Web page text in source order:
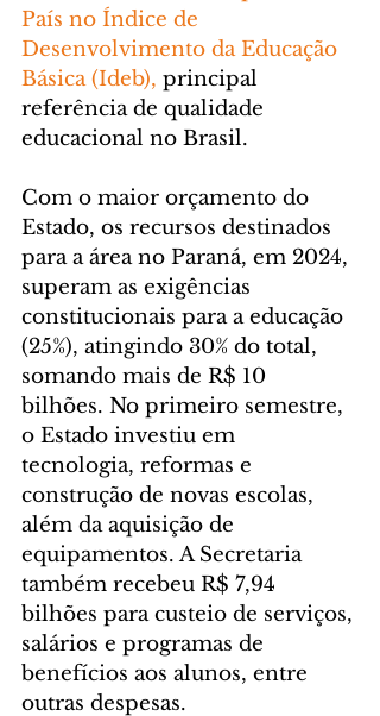
País no Índice de
Desenvolvimento da Educação
Básica (Ideb), principal
referência de qualidade
educacional no Brasil.
Com o maior orçamento do
Estado, os recursos destinados
para a área no Paraná, em 2024,
superam as exigências
constitucionais para a educação
(25%), atingindo 30% do total,
somando mais de R$ 10
bilhões. No primeiro semestre,
o Estado investiu em
tecnologia, reformas e
construção de novas escolas,
além da aquisição de
equipamentos. A Secretaria
também recebeu R$ 7,94
bilhões para custeio de serviços,
salários e programas de
benefícios aos alunos, entre
outras despesas.